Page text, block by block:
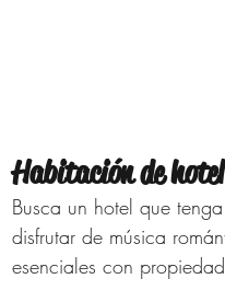
Habitación de
Busca un hotel que
disfrutar de música
esenciales con